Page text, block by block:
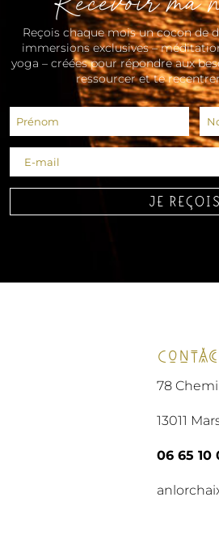
Reçois chaque mois un cocon de
immersions exclusives –
yoga – créées pour répondre aux
ressourcer et te
JE REÇOIS
78
13011
06 65 10